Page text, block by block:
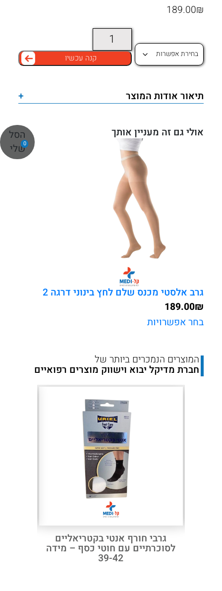
0
הסל
שלי
₪
189.00
כמות
של
גרב
תחת
הברך
בינוני
דרגה
2
קנה עכשיו
תיאור אודות המוצר +
אולי גם זה מעניין אותך
גרב אלסטי מכנס שלם לחץ בינוני דרגה 2
₪
189.00
בחר אפשרויות
המוצרים הנמכרים ביותר של
חברת מדיקל יבוא וישווק מוצרים רפואיים
גרבי חורף אנטי בקטריאליים
לסוכרתיים עם חוטי כסף – מידה
39-42